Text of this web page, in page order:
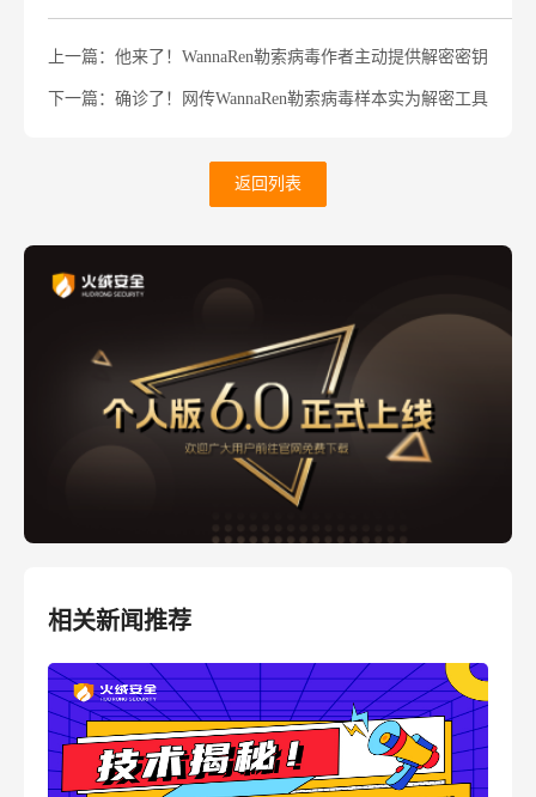
上一篇：他来了！WannaRen勒索病毒作者主动提供解密密钥
下一篇：确诊了！网传WannaRen勒索病毒样本实为解密工具
返回列表
相关新闻推荐